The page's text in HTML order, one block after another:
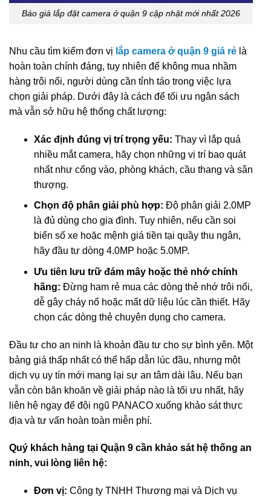
Báo giá lắp đặt camera ở quận 9 cập nhật mới nhất 2026
Nhu cầu tìm kiếm đơn vị lắp camera ở quận 9 giá rẻ là
hoàn toàn chính đáng, tuy nhiên để không mua nhầm
hàng trôi nổi, người dùng cần tỉnh táo trong việc lựa
chọn giải pháp. Dưới đây là cách để tối ưu ngân sách
mà vẫn sở hữu hệ thống chất lượng:
Xác định đúng vị trí trọng yếu: Thay vì lắp quá
nhiều mắt camera, hãy chọn những vị trí bao quát
nhất như cổng vào, phòng khách, cầu thang và sân
thượng.
Chọn độ phân giải phù hợp: Độ phân giải 2.0MP
là đủ dùng cho gia đình. Tuy nhiên, nếu cần soi
biển số xe hoặc mệnh giá tiền tại quầy thu ngân,
hãy đầu tư dòng 4.0MP hoặc 5.0MP.
Ưu tiên lưu trữ đám mây hoặc thẻ nhớ chính
hãng: Đừng ham rẻ mua các dòng thẻ nhớ trôi nổi,
dễ gây cháy nổ hoặc mất dữ liệu lúc cần thiết. Hãy
chọn các dòng thẻ chuyên dụng cho camera.
Đầu tư cho an ninh là khoản đầu tư cho sự bình yên. Một
bảng giá thấp nhất có thể hấp dẫn lúc đầu, nhưng một
dịch vụ uy tín mới mang lại sự an tâm dài lâu. Nếu bạn
vẫn còn băn khoăn về giải pháp nào là tối ưu nhất, hãy
liên hệ ngay để đội ngũ PANACO xuống khảo sát thực
địa và tư vấn hoàn toàn miễn phí.
Quý khách hàng tại Quận 9 cần khảo sát hệ thống an
ninh, vui lòng liên hệ:
Đơn vị: Công ty TNHH Thương mại và Dịch vụ